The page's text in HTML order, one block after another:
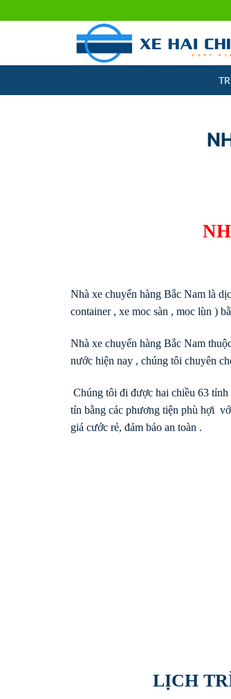
Nhà xe chuyển hàng Bắc Nam là
container , xe moc sàn , moc lùn )
Nhà xe chuyển hàng Bắc Nam
nước hiện nay , chúng tôi chuyên
Chúng tôi đi được hai chiều 63
tín bằng các phương tiện phù hợi
giá cước rẻ, đảm bảo an toàn .
LỊCH